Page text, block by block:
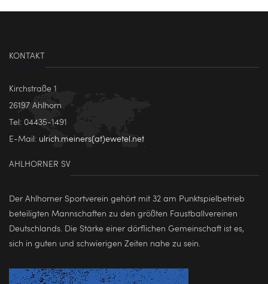
KONTAKT
Kirchstraße 1
26197 Ahlhorn
Tel: 04435-1491
E-Mail: ulrich.meiners(at)ewetel.net
AHLHORNER SV
Der Ahlhorner Sportverein gehört mit 32 am Punktspielbetrieb
beteiligten Mannschaften zu den größten Faustballvereinen
Deutschlands. Die Stärke einer dörflichen Gemeinschaft ist es,
sich in guten und schwierigen Zeiten nahe zu sein.